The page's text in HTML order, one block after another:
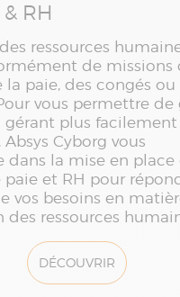
RH
ressources
de missions
la paie, des congés ou
vous permettre de
plus facilement
Cyborg vous
dans la mise en place
paie et RH pour
vos besoins en
des ressources
DÉCOUVRIR